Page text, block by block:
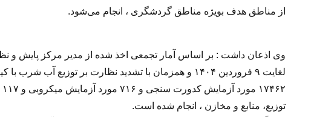
از مناطق هدف بویژه مناطق گردشگری ، انجام می‌شود.
توزیع، منابع و مخازن ، انجام شده است.